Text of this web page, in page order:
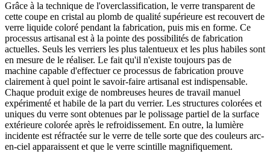
Grâce à la technique de l'overclassification, le verre transparent de
cette coupe en cristal au plomb de qualité supérieure est recouvert de
verre liquide coloré pendant la fabrication, puis mis en forme. Ce
processus artisanal est à la pointe des possibilités de fabrication
actuelles. Seuls les verriers les plus talentueux et les plus habiles sont
en mesure de le réaliser. Le fait qu'il n'existe toujours pas de
machine capable d'effectuer ce processus de fabrication prouve
clairement à quel point le savoir-faire artisanal est indispensable.
Chaque produit exige de nombreuses heures de travail manuel
expérimenté et habile de la part du verrier. Les structures colorées et
uniques du verre sont obtenues par le polissage partiel de la surface
extérieure colorée après le refroidissement. En outre, la lumière
incidente est réfractée sur le verre de telle sorte que des couleurs arc-
en-ciel apparaissent et que le verre scintille magnifiquement.